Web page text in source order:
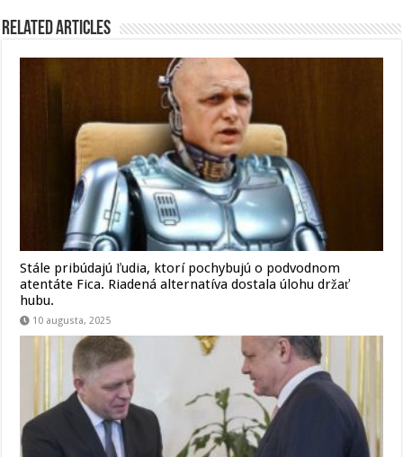
Related Articles
Stále pribúdajú ľudia, ktorí pochybujú o podvodnom
atentáte Fica. Riadená alternatíva dostala úlohu držať
hubu.
10 augusta, 2025